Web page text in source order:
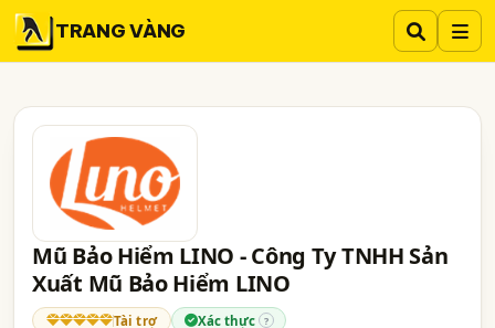
TRANG VÀNG
Mũ Bảo Hiểm LINO - Công Ty TNHH Sản
Xuất Mũ Bảo Hiểm LINO
Tài trợ Xác thực ?